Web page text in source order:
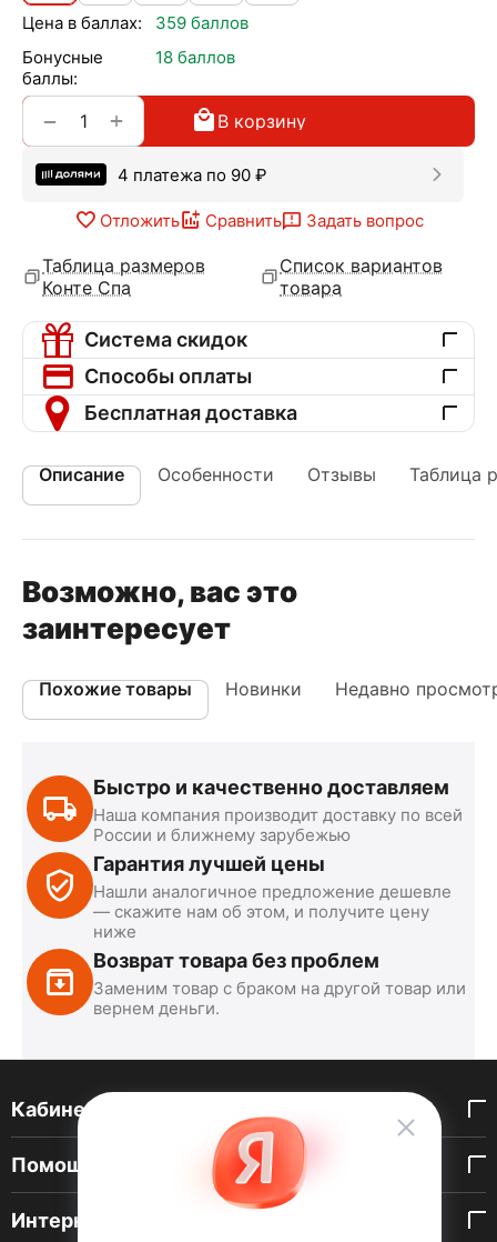
Цена в баллах:
359 баллов
Бонусные
баллы:
18 баллов
+
− В корзину
4 платежа по 90 ₽
Отложить Сравнить Задать вопрос
Таблица размеров
Конте Спа
Список вариантов
товара
Система скидок
Способы оплаты
Бесплатная доставка
Описание Особенности Отзывы Таблица
Возможно, вас это
заинтересует
Похожие товары Новинки Недавно
Быстро и качественно доставляем
Наша компания производит доставку по всей
России и ближнему зарубежью
Гарантия лучшей цены
Нашли аналогичное предложение дешевле
— скажите нам об этом, и получите цену
ниже
Возврат товара без проблем
Заменим товар с браком на другой товар или
вернем деньги.
Кабинет покупателя
Помощь покупателю
Интернет-магазин